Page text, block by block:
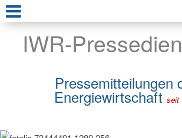
IWR-
Pressemitteilungen
Energiewirtschaft seit